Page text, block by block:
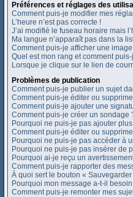
Préférences et réglages des
Comment puis-je modifier mes
L’heure n’est pas correcte !
J’ai modifié le fuseau horaire mais
Ma langue n’apparaît pas dans la
Comment puis-je afficher une
Quel est mon rang et comment
Lorsque je clique sur le lien de
Problèmes de publication
Comment puis-je publier un sujet
Comment puis-je éditer ou
Comment puis-je ajouter une
Comment puis-je créer un sondage
Pourquoi ne puis-je pas ajouter
Comment puis-je éditer ou
Pourquoi ne puis-je pas accéder à
Pourquoi ne puis-je pas insérer de
Pourquoi ai-je reçu un
Comment puis-je rapporter des
À quoi sert le bouton «
Pourquoi mon message a-t-il
Comment puis-je remonter mes